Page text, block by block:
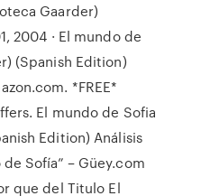
Gaarder)
2004 · El mundo de
(Spanish Edition)
*FREE*
El mundo de Sofia
Edition) Análisis
Sofía” – Güey.com
que del Titulo El